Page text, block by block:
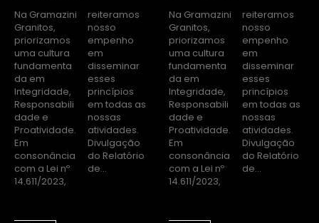
Na Gramazini
Granitos,
priorizamos
uma cultura
fundamenta
da em
Integridade,
Responsabili
dade e
Proatividade.
Em
consonância
com a Lei nº
14.611/2023,
reiteramos
nosso
empenho
em
disseminar
esses
princípios
em todas as
nossas
atividades.
Divulgação
do Relatório
de...
Na Gramazini
Granitos,
priorizamos
uma cultura
fundamenta
da em
Integridade,
Responsabili
dade e
Proatividade.
Em
consonância
com a Lei nº
14.611/2023,
reiteramos
nosso
empenho
em
disseminar
esses
princípios
em todas as
nossas
atividades.
Divulgação
do Relatório
de...